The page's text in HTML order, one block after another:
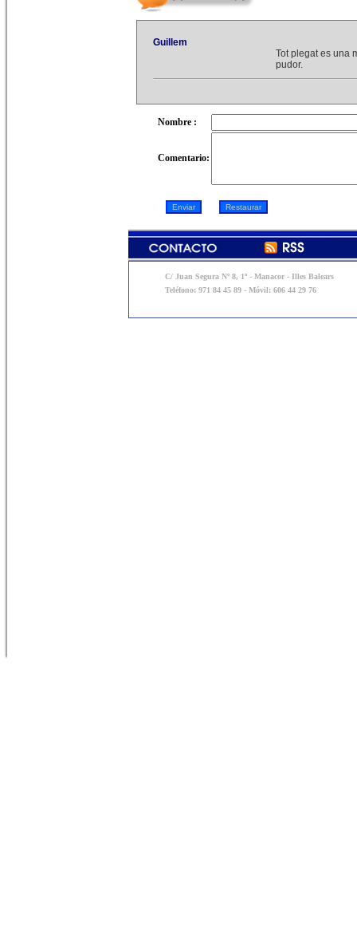
Guillem
Tot plegat es una
pudor.
Nombre :
Comentario:
C/ Juan Segura Nº 8, 1º - Manacor - Illes Balears
Teléfono: 971 84 45 89 - Móvil: 606 44 29 76